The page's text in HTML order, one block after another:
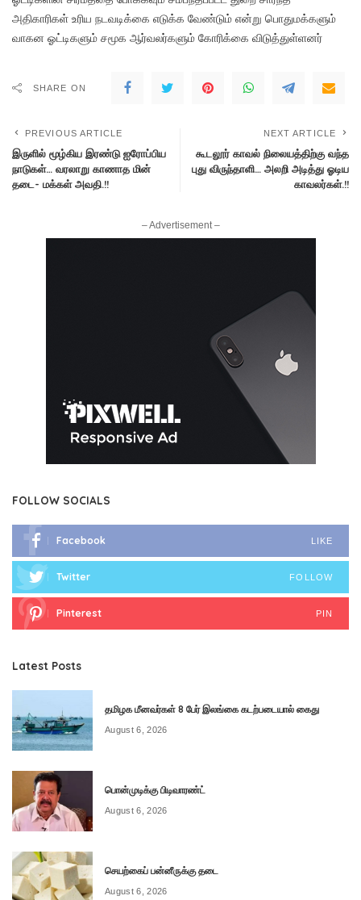
அதிகாரிகள் உரிய நடவடிக்கை எடுக்க வேண்டும் என்று பொதுமக்களும்
வாகன ஓட்டிகளும் சமூக ஆர்வலர்களும் கோரிக்கை விடுத்துள்ளனர்
SHARE ON
PREVIOUS ARTICLE
இருளில் மூழ்கிய இரண்டு ஐரோப்பிய
நாடுகள்… வரலாறு காணாத மின்
தடை- மக்கள் அவதி.!!
NEXT ARTICLE
கூடலூர் காவல் நிலையத்திற்கு வந்த
புது விருந்தாளி… அலறி அடித்து ஓடிய
காவலர்கள்.!!
– Advertisement –
FOLLOW SOCIALS
Facebook LIKE
Twitter FOLLOW
Pinterest PIN
Latest Posts
தமிழக மீனவர்கள் 8 பேர் இலங்கை கடற்படையால் கைது
August 6, 2026
பொன்முடிக்கு பிடிவாரண்ட்
August 6, 2026
செயற்கைப் பன்னீருக்கு தடை
August 6, 2026